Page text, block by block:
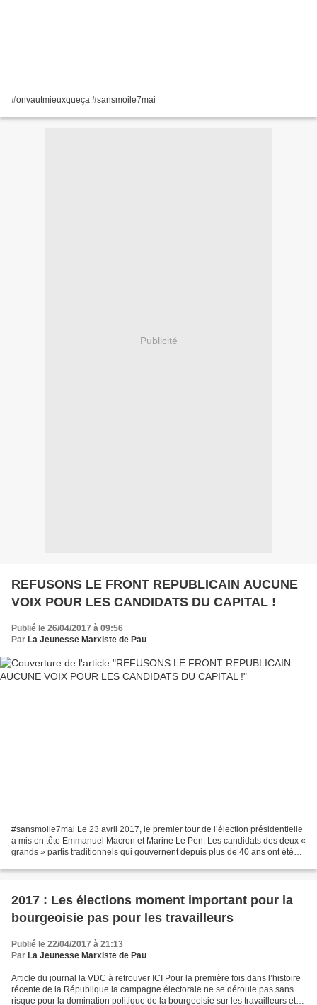
#onvautmieuxqueça #sansmoile7mai
Publicité
REFUSONS LE FRONT REPUBLICAIN AUCUNE
VOIX POUR LES CANDIDATS DU CAPITAL !
Publié le 26/04/2017 à 09:56
Par La Jeunesse Marxiste de Pau
#sansmoile7mai Le 23 avril 2017, le premier tour de l’élection présidentielle
a mis en tête Emmanuel Macron et Marine Le Pen. Les candidats des deux «
grands » partis traditionnels qui gouvernent depuis plus de 40 ans ont été
2017 : Les élections moment important pour la
bourgeoisie pas pour les travailleurs
Publié le 22/04/2017 à 21:13
Par La Jeunesse Marxiste de Pau
Article du journal la VDC à retrouver ICI Pour la première fois dans l’histoire
récente de la République la campagne électorale ne se déroule pas sans
risque pour la domination politique de la bourgeoisie sur les travailleurs et